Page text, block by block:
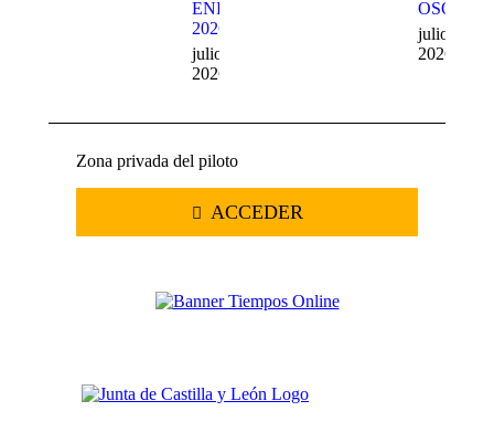
ENDURO
2026
julio 22,
2026
OSO
julio 20,
2026
Zona privada del piloto
ACCEDER